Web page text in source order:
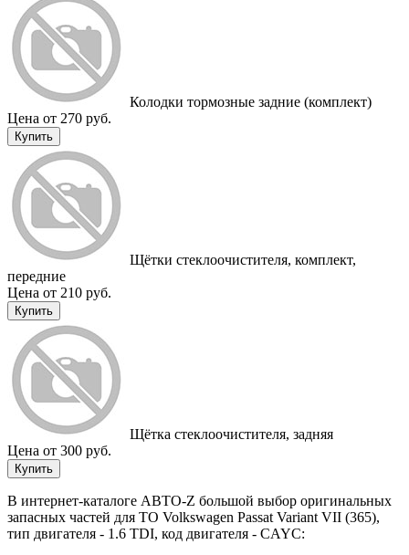
Колодки тормозные задние (комплект)
Цена от 270 руб.
Купить
Щётки стеклоочистителя, комплект,
передние
Цена от 210 руб.
Купить
Щётка стеклоочистителя, задняя
Цена от 300 руб.
Купить
В интернет-каталоге АВТО-Z большой выбор оригинальных
запасных частей для ТО Volkswagen Passat Variant VII (365),
тип двигателя - 1.6 TDI, код двигателя - CAYC: